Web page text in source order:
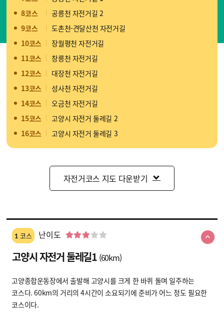
8코스
공릉천 자전거길 2
9코스
도촌천-견달산천 자전거길
10코스
장월평천 자전거길
11코스
창릉천 자전거길
12코스
대장천 자전거길
13코스
성사천 자전거길
14코스
오금천 자전거길
15코스
고양시 자전거 둘레길 2
16코스
고양시 자전거 둘레길 3
자전거코스 지도 다운받기
1 코스 난이도
고양시 자전거 둘레길1 (60km)
고양종합운동장에서 출발해 고양시를 크게 한 바퀴 돌며 일주하는
코스다. 60km의 거리의 4시간이 소요되기에 준비가 어느 정도 필요한
코스이다.